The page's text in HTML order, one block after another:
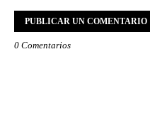
PUBLICAR UN COMENTARIO
0 Comentarios